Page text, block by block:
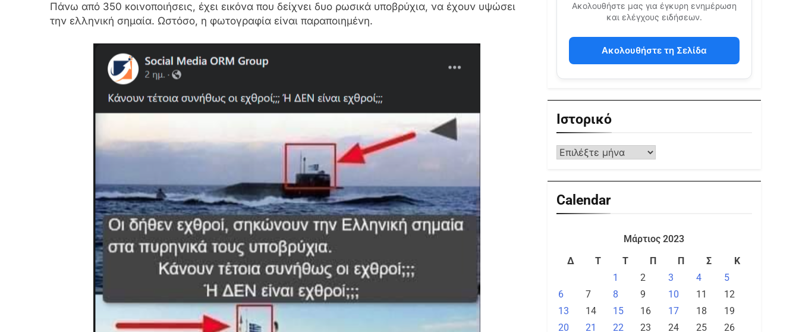
Πάνω από 350 κοινοποιήσεις, έχει εικόνα που δείχνει δυο ρωσικά υποβρύχια, να έχουν υψώσει
την ελληνική σημαία. Ωστόσο, η φωτογραφία είναι παραποιημένη.
Ακολουθήστε μας για έγκυρη ενημέρωση
και ελέγχους ειδήσεων.
Ακολουθήστε τη Σελίδα
Ιστορικό
Calendar
Μάρτιος 2023
Δ
Τ Τ Π Π Σ
Κ
1
2 3 4
5
6
7 8 9 10 11
12
13
14 15 16 17 18
19
20
21 22 23 24 25
26